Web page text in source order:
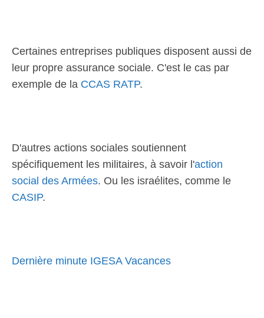
Certaines entreprises publiques disposent aussi de
leur propre assurance sociale. C'est le cas par
exemple de la CCAS RATP.
D'autres actions sociales soutiennent
spécifiquement les militaires, à savoir l'action
social des Armées. Ou les israélites, comme le
CASIP.
Dernière minute IGESA Vacances